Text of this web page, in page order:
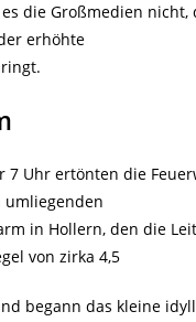
die Großmedien nicht,
erhöhte
7 Uhr ertönten die
umliegenden
in Hollern, den die
von zirka 4,5
begann das kleine